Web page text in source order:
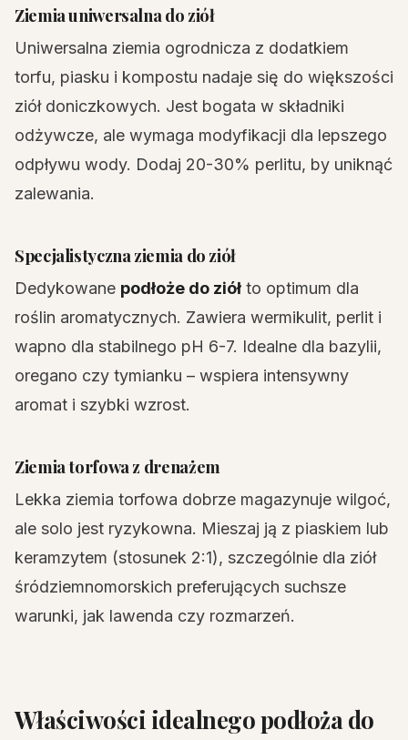
Ziemia uniwersalna do ziół
Uniwersalna ziemia ogrodnicza z dodatkiem
torfu, piasku i kompostu nadaje się do większości
ziół doniczkowych. Jest bogata w składniki
odżywcze, ale wymaga modyfikacji dla lepszego
odpływu wody. Dodaj 20-30% perlitu, by uniknąć
zalewania.
Specjalistyczna ziemia do ziół
Dedykowane podłoże do ziół to optimum dla
roślin aromatycznych. Zawiera wermikulit, perlit i
wapno dla stabilnego pH 6-7. Idealne dla bazylii,
oregano czy tymianku – wspiera intensywny
aromat i szybki wzrost.
Ziemia torfowa z drenażem
Lekka ziemia torfowa dobrze magazynuje wilgoć,
ale solo jest ryzykowna. Mieszaj ją z piaskiem lub
keramzytem (stosunek 2:1), szczególnie dla ziół
śródziemnomorskich preferujących suchsze
warunki, jak lawenda czy rozmarzeń.
Właściwości idealnego podłoża do